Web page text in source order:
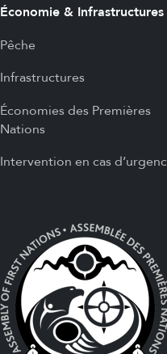
Économie & Infrastructures
Pêche
Infrastructures
Économies des Premières
Nations
Intervention en cas